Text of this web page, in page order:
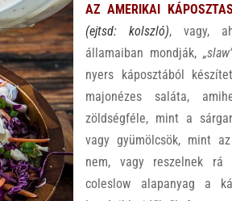
AZ AMERIKAI
(ejtsd: kolszló), vagy,
államaiban mondják,
nyers káposztából
majonézes saláta,
zöldségféle, mint a
vagy gyümölcsök, mint
nem, vagy reszelnek
coleslow alapanyag a